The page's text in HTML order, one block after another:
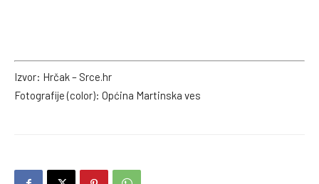
Izvor: Hrčak – Srce.hr
Fotografije (color): Općina Martinska ves